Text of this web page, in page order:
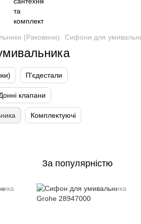
(Раковини) Сифони для
П'єдестали
клапани
Комплектуючі
За популярністю